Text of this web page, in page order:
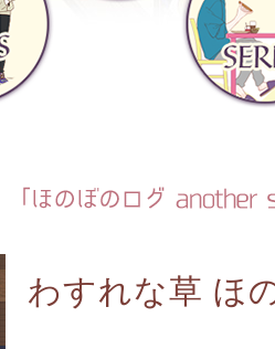
わすれな草 ほ